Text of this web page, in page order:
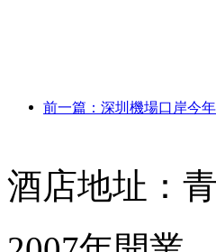
酒店地址：